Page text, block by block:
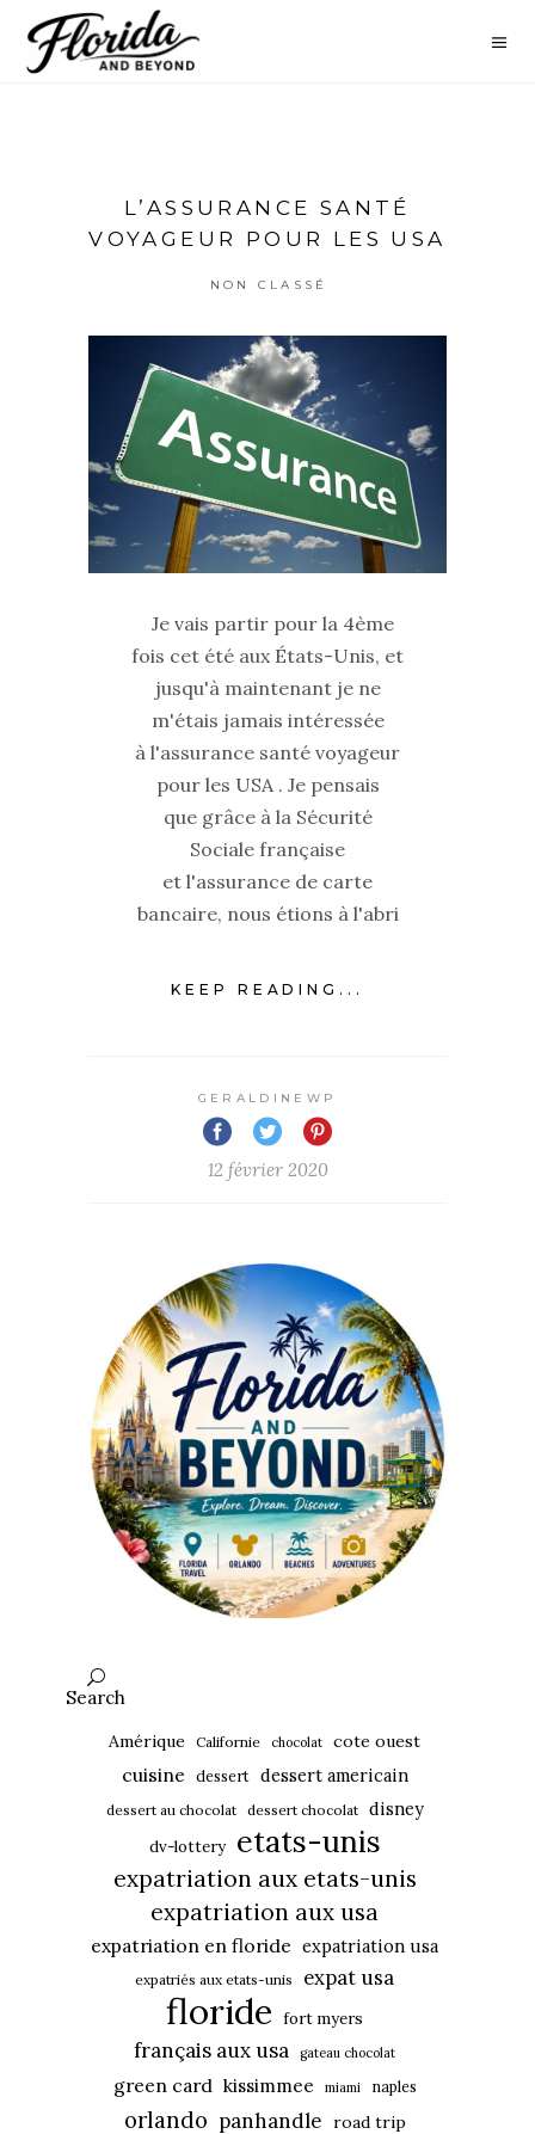
L’ASSURANCE SANTÉ
VOYAGEUR POUR LES USA
NON CLASSÉ
Je vais partir pour la 4ème
fois cet été aux États-Unis, et
jusqu'à maintenant je ne
m'étais jamais intéressée
à l'assurance santé voyageur
pour les USA . Je pensais
que grâce à la Sécurité
Sociale française
et l'assurance de carte
bancaire, nous étions à l'abri
KEEP READING...
GERALDINEWP
12 février 2020
Search
Amérique Californie chocolat cote ouest
cuisine dessert dessert americain
dessert au chocolat dessert chocolat disney
dv-lottery etats-unis
expatriation aux etats-unis
expatriation aux usa
expatriation en floride expatriation usa
expatriés aux etats-unis expat usa
floride fort myers
français aux usa gateau chocolat
green card kissimmee miami naples
orlando panhandle road trip